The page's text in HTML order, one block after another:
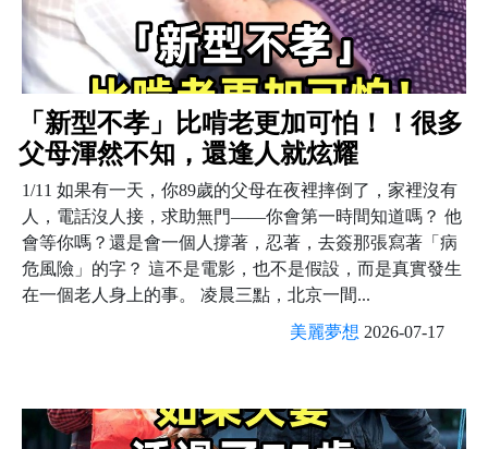
「新型不孝」比啃老更加可怕！！很多
父母渾然不知，還逢人就炫耀
1/11 如果有一天，你89歲的父母在夜裡摔倒了，家裡沒有
人，電話沒人接，求助無門——你會第一時間知道嗎？ 他
會等你嗎？還是會一個人撐著，忍著，去簽那張寫著「病
危風險」的字？ 這不是電影，也不是假設，而是真實發生
在一個老人身上的事。 凌晨三點，北京一間...
美麗夢想 2026-07-17